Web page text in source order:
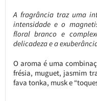
A fragrância traz uma
intensidade e o
floral branco e
delicadeza e a
O aroma é uma
frésia, muguet, jasmim
fava tonka, musk e